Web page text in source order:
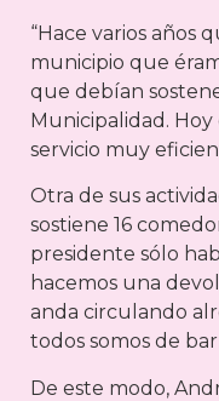
“Hace varios años
municipio que
que debían
Municipalidad.
servicio muy
Otra de sus
sostiene 16
presidente sólo
hacemos una
anda circulando
todos somos de
De este modo,